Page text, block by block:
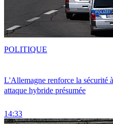
L'Allemagne renforce la sécurité
attaque hybride présumée
14:33
POLITIQUE